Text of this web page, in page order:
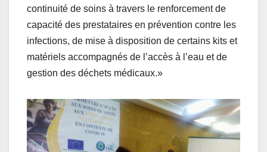
continuité de soins à travers le renforcement de
capacité des prestataires en prévention contre les
infections, de mise à disposition de certains kits et
matériels accompagnés de l’accès à l’eau et de
gestion des déchets médicaux.»